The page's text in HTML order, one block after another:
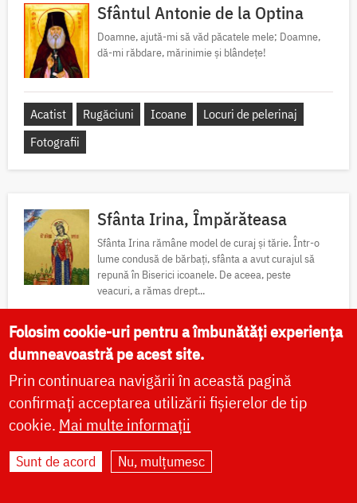
Sfântul Antonie de la Optina
Doamne, ajută-mi să văd păcatele mele; Doamne,
dă-mi răbdare, mărinimie şi blândeţe!
Acatist Rugăciuni Icoane
Locuri de pelerinaj
Fotografii
Sfânta Irina, Împărăteasa
Sfânta Irina rămâne model de curaj și tărie. Într-o
lume condusă de bărbați, sfânta a avut curajul să
repună în Biserici icoanele. De aceea, peste
veacuri, a rămas drept...
Viață Icoane Locuri de pelerinaj Fotografii
Sfântul Sfinţit Mucenic Narcis, Patriarhul
Ierusalimului
Folosim cookie-uri pentru a îmbunătăți experiența
dumneavoastră pe acest site.
Prin continuarea navigării în această pagină
confirmați acceptarea utilizării fișierelor de tip
cookie. Mai multe informații
Sunt de acord Nu, mulțumesc